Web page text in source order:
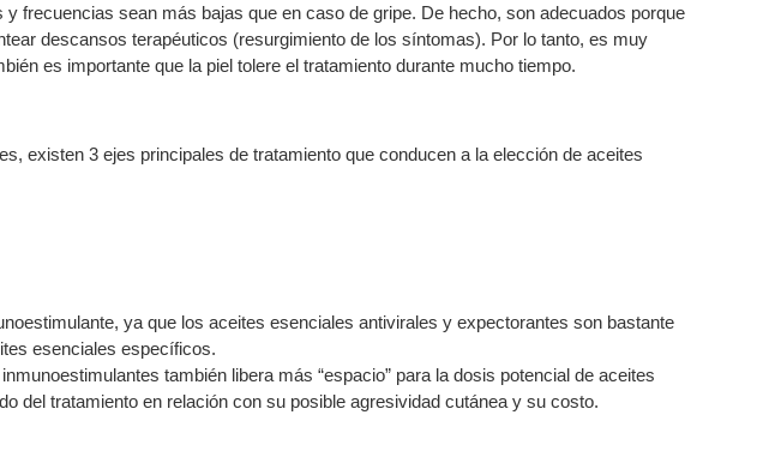
frecuencias sean más bajas que en caso de gripe. De hecho, son adecuados porque
descansos terapéuticos (resurgimiento de los síntomas). Por lo tanto, es muy
es importante que la piel tolere el tratamiento durante mucho tiempo.
existen 3 ejes principales de tratamiento que conducen a la elección de aceites
ya que los aceites esenciales antivirales y expectorantes son bastante
esenciales específicos.
también libera más “espacio” para la dosis potencial de aceites
del tratamiento en relación con su posible agresividad cutánea y su costo.